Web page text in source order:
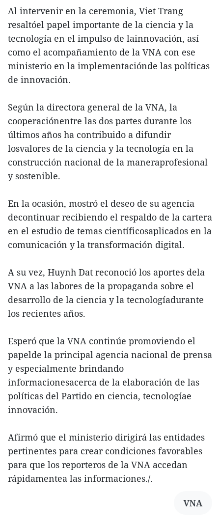
Al intervenir en la ceremonia, Viet Trang
resaltóel papel importante de la ciencia y la
tecnología en el impulso de lainnovación, así
como el acompañamiento de la VNA con ese
ministerio en la implementaciónde las políticas
de innovación.
Según la directora general de la VNA, la
cooperaciónentre las dos partes durante los
últimos años ha contribuido a difundir
losvalores de la ciencia y la tecnología en la
construcción nacional de la maneraprofesional
y sostenible.
En la ocasión, mostró el deseo de su agencia
decontinuar recibiendo el respaldo de la cartera
en el estudio de temas científicosaplicados en la
comunicación y la transformación digital.
A su vez, Huynh Dat reconoció los aportes dela
VNA a las labores de la propaganda sobre el
desarrollo de la ciencia y la tecnologíadurante
los recientes años.
Esperó que la VNA continúe promoviendo el
papelde la principal agencia nacional de prensa
y especialmente brindando
informacionesacerca de la elaboración de las
políticas del Partido en ciencia, tecnologíae
innovación.
Afirmó que el ministerio dirigirá las entidades
pertinentes para crear condiciones favorables
para que los reporteros de la VNA accedan
rápidamentea las informaciones./.
VNA